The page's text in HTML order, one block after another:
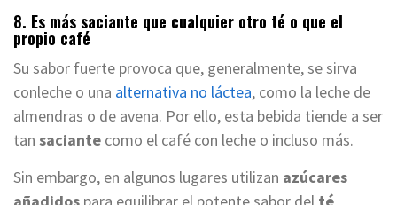
8. Es más saciante que cualquier otro té o que el
propio café
Su sabor fuerte provoca que, generalmente, se sirva
conleche o una alternativa no láctea, como la leche de
almendras o de avena. Por ello, esta bebida tiende a ser
tan saciante como el café con leche o incluso más.
Sin embargo, en algunos lugares utilizan azúcares